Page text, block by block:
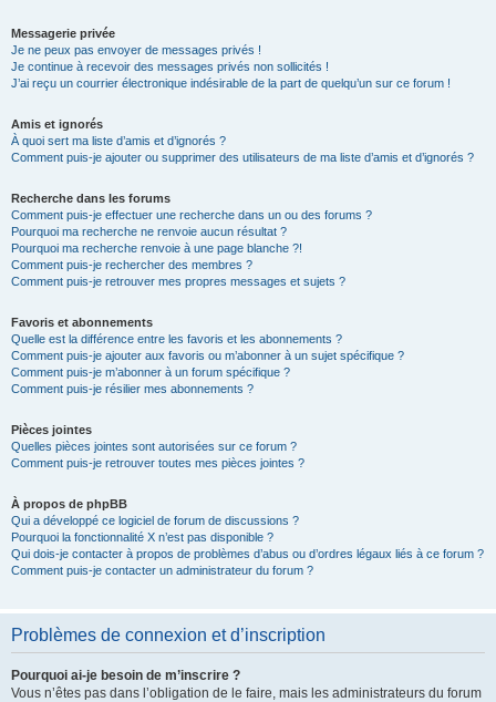
Messagerie privée
Je ne peux pas envoyer de messages privés !
Je continue à recevoir des messages privés non sollicités !
J’ai reçu un courrier électronique indésirable de la part de quelqu’un sur ce forum !
Amis et ignorés
À quoi sert ma liste d’amis et d’ignorés ?
Comment puis-je ajouter ou supprimer des utilisateurs de ma liste d’amis et d’ignorés ?
Recherche dans les forums
Comment puis-je effectuer une recherche dans un ou des forums ?
Pourquoi ma recherche ne renvoie aucun résultat ?
Pourquoi ma recherche renvoie à une page blanche ?!
Comment puis-je rechercher des membres ?
Comment puis-je retrouver mes propres messages et sujets ?
Favoris et abonnements
Quelle est la différence entre les favoris et les abonnements ?
Comment puis-je ajouter aux favoris ou m’abonner à un sujet spécifique ?
Comment puis-je m’abonner à un forum spécifique ?
Comment puis-je résilier mes abonnements ?
Pièces jointes
Quelles pièces jointes sont autorisées sur ce forum ?
Comment puis-je retrouver toutes mes pièces jointes ?
À propos de phpBB
Qui a développé ce logiciel de forum de discussions ?
Pourquoi la fonctionnalité X n’est pas disponible ?
Qui dois-je contacter à propos de problèmes d’abus ou d’ordres légaux liés à ce forum ?
Comment puis-je contacter un administrateur du forum ?
Problèmes de connexion et d’inscription
Pourquoi ai-je besoin de m’inscrire ?
Vous n’êtes pas dans l’obligation de le faire, mais les administrateurs du forum